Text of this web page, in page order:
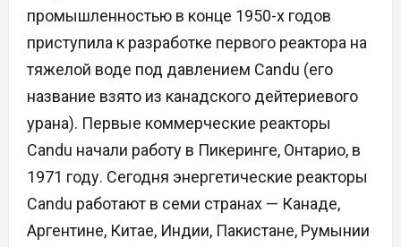
промышленностью в конце 1950-х годов
приступила к разработке первого реактора на
тяжелой воде под давлением Candu (его
название взято из канадского дейтериевого
урана). Первые коммерческие реакторы
Candu начали работу в Пикеринге, Онтарио, в
1971 году. Сегодня энергетические реакторы
Candu работают в семи странах — Канаде,
Аргентине, Китае, Индии, Пакистане, Румынии